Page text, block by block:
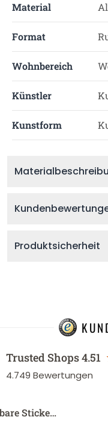
Material
Format
Wohnbereich
Künstler
Kunstform
Produktsicherheit
Trusted Shops4.51
4.749 Bewertungen
Sticke…